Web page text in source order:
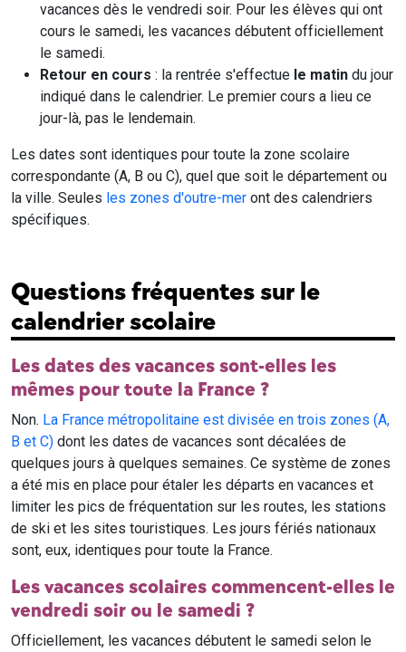
vacances dès le vendredi soir. Pour les élèves qui ont
cours le samedi, les vacances débutent officiellement
le samedi.
Retour en cours : la rentrée s'effectue le matin du jour
indiqué dans le calendrier. Le premier cours a lieu ce
jour-là, pas le lendemain.
Les dates sont identiques pour toute la zone scolaire
correspondante (A, B ou C), quel que soit le département ou
la ville. Seules les zones d'outre-mer ont des calendriers
spécifiques.
Questions fréquentes sur le
calendrier scolaire
Les dates des vacances sont-elles les
mêmes pour toute la France ?
Non. La France métropolitaine est divisée en trois zones (A,
B et C) dont les dates de vacances sont décalées de
quelques jours à quelques semaines. Ce système de zones
a été mis en place pour étaler les départs en vacances et
limiter les pics de fréquentation sur les routes, les stations
de ski et les sites touristiques. Les jours fériés nationaux
sont, eux, identiques pour toute la France.
Les vacances scolaires commencent-elles le
vendredi soir ou le samedi ?
Officiellement, les vacances débutent le samedi selon le